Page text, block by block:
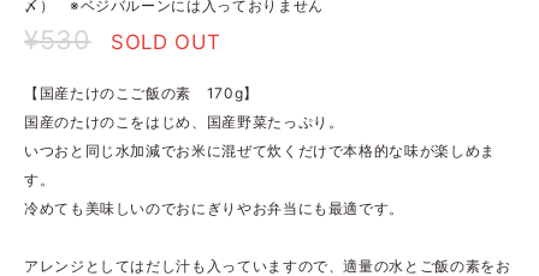
〆） ※ベジバルーンには入っておりません
¥530 SOLD OUT
【国産たけのこご飯の素 170g】
国産のたけのこをはじめ、国産野菜たっぷり。
いつおと同じ水加減でお米に混ぜて炊くだけで本格的な味が楽しめま
す。
冷めても美味しいのでおにぎりやお弁当にも最適です。
アレンジとしてはだし汁も入っていますので、適量の水とご飯の素をお